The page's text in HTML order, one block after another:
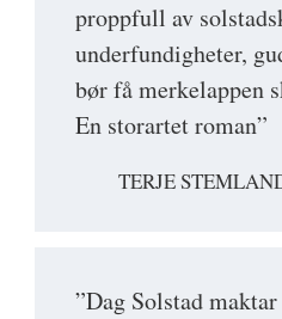
proppfull av
underfundigheter,
bør få
En storartet roman”
TERJE
”Dag Solstad